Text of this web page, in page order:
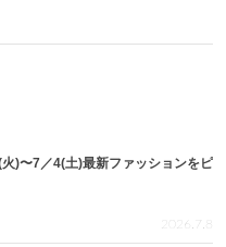
火)〜7／4(土)最新ファッションをピ
2026.7.8